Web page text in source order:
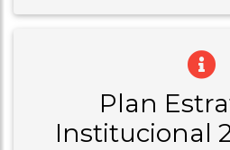
Plan
Institucional